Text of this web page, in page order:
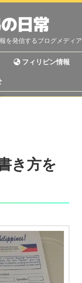
を発信するブログメディア
フィリピン情報
き方を